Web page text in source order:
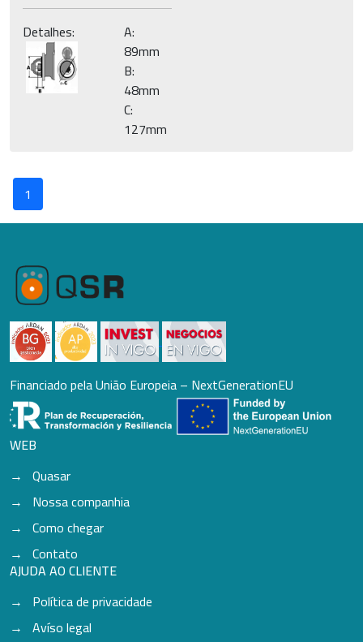
Detalhes:
A:
89mm
B:
48mm
C:
127mm
1
Financiado pela União Europeia – NextGenerationEU
WEB
Quasar
Nossa companhia
Como chegar
Contato
AJUDA AO CLIENTE
Política de privacidade
Avíso legal